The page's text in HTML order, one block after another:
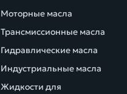
Моторные масла
Трансмиссионные масла
Гидравлические масла
Индустриальные масла
Жидкости для